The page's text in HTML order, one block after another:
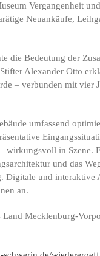
Vergangenheit
Neuankäufe,
die Bedeutung der
Alexander Otto
– verbunden mit
umfassend
wirkungsvoll in Szene.
und das
Digitale und interaktive
an.
Mecklenburg-